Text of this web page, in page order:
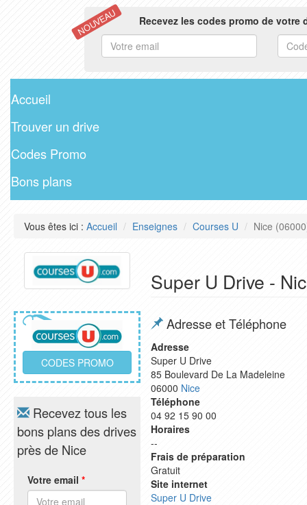
NOUVEAU Recevez les codes promo de votre
Accueil
Trouver un drive
Codes Promo
Bons plans
Vous êtes ici : Accueil Enseignes Courses U Nice
Super U Drive -
CODES PROMO
Recevez tous les
bons plans des drives
près de Nice
Votre email *
Adresse et Téléphone
Adresse
Super U Drive
85 Boulevard De La Madeleine
06000 Nice
Téléphone
04 92 15 90 00
Horaires
--
Frais de préparation
Gratuit
Site internet
Super U Drive